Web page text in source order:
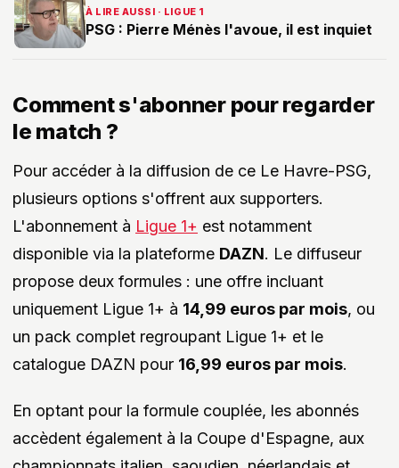
À LIRE AUSSI · LIGUE 1
PSG : Pierre Ménès l'avoue, il est inquiet
Comment s'abonner pour regarder
le match ?
Pour accéder à la diffusion de ce Le Havre-PSG,
plusieurs options s'offrent aux supporters.
L'abonnement à Ligue 1+ est notamment
disponible via la plateforme DAZN. Le diffuseur
propose deux formules : une offre incluant
uniquement Ligue 1+ à 14,99 euros par mois, ou
un pack complet regroupant Ligue 1+ et le
catalogue DAZN pour 16,99 euros par mois.
En optant pour la formule couplée, les abonnés
accèdent également à la Coupe d'Espagne, aux